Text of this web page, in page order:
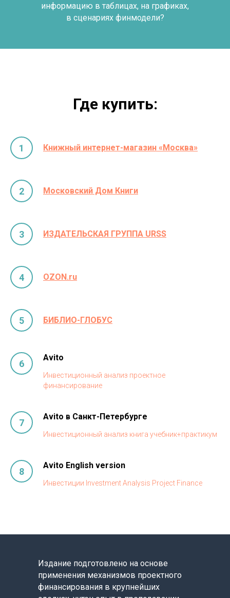
информацию в таблицах, на графиках,
в сценариях финмодели?
Где купить:
Книжный интернет-магазин «Москва»
Московский Дом Книги
ИЗДАТЕЛЬСКАЯ ГРУППА URSS
OZON.ru
БИБЛИО-ГЛОБУС
Avito
Инвестиционный анализ проектное
финансирование
Avito в Санкт-Петербурге
Инвестиционный анализ книга учебник+практикум
Avito English version
Инвестиции Investment Analysis Project Finance
Издание подготовлено на основе
применения механизмов проектного
финансирования в крупнейших